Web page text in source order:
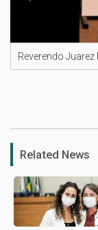
Reverendo
Related News